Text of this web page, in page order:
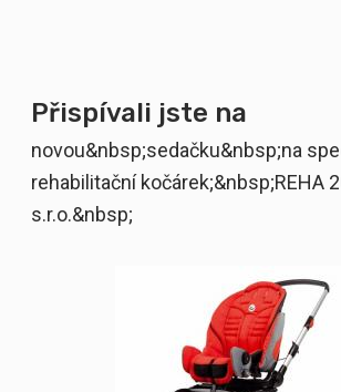
Přispívali jste na
novou&nbsp;sedačku&nbsp;na
rehabilitační kočárek;&nbsp;REHA
s.r.o.&nbsp;